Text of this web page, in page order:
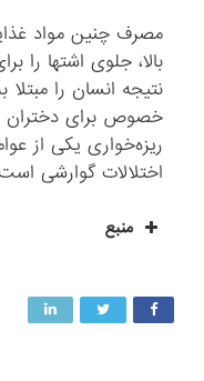
مصرف چنین مواد
بالا، جلوی اشتها را
نتیجه انسان را
خصوص برای دختران
ریزه‌خواری یکی از
اختلالات گوارشی
منبع